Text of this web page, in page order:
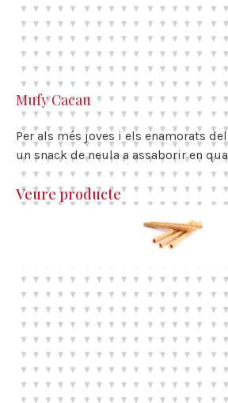
Mufy Cacau
Per als més joves i els enamorats
un snack de neula a assaborir en
Veure producte